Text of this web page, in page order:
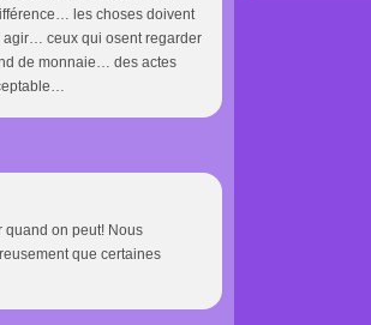
les choses doivent
agir… ceux qui osent regarder
de monnaie… des actes
quand on peut! Nous
que certaines